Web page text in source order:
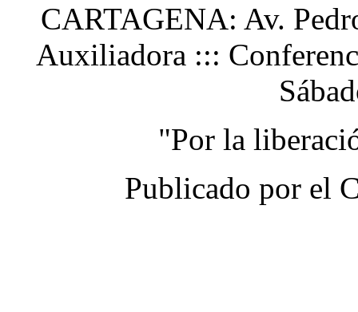
CARTAGENA: Av.
Auxiliadora :::
"Por la
Publicado por el